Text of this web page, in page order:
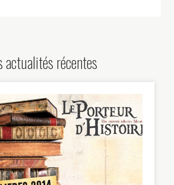
actualités récentes